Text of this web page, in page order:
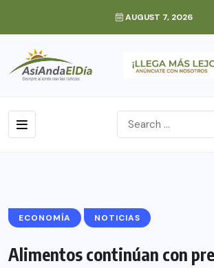
AUGUST 7, 2026
ECONOMÍA NOTICIAS
Alimentos continúan con